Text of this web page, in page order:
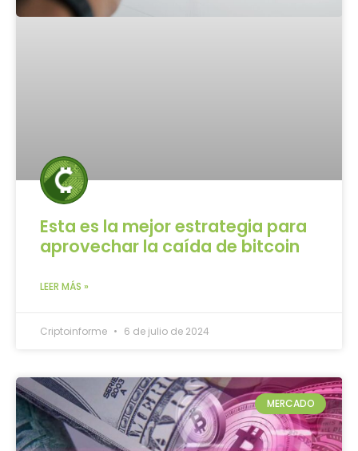
Esta es la mejor estrategia para
aprovechar la caída de bitcoin
LEER MÁS »
Criptoinforme 6 de julio de 2024
MERCADO